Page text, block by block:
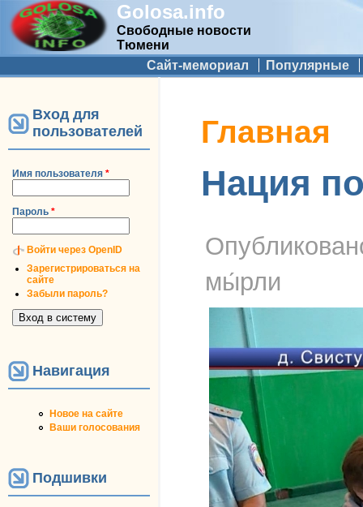
Golosa.info
Свободные новости
Тюмени
Дополнительное меню
Сайт-мемориал Популярные
Вход для
пользователей
Имя пользователя *
Пароль *
Войти через OpenID
Зарегистрироваться на
сайте
Забыли пароль?
Навигация
Новое на сайте
Ваши голосования
Подшивки
Вы здесь
Главная
Нация
мы́рли